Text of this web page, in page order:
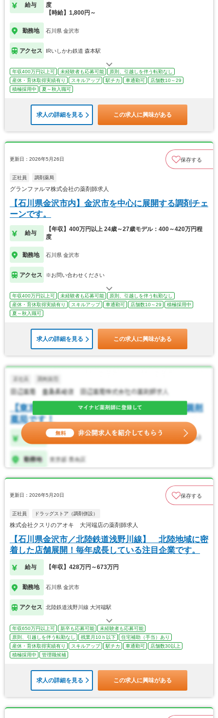
給与
度
【時給】1,800円～
勤務地 石川県 金沢市
アクセス IRいしかわ鉄道 森本駅
年収400万円以上可 未経験者も応募可能
原則、引越しを伴う転勤なし
産休・育休取得実績有り
スキルアップ 駅チカ 車通勤可
店舗数10～29
積極採用中
夏～秋入職可
求人の詳細を見る この求人に興味がある
更新日：2026年5月26日 保存する
正社員 調剤薬局
グランファルマ株式会社の薬剤師求人
【石川県金沢市内】金沢市を中心に展開する調剤チェ
ーンです。
給与
【年収】400万円以上 24歳～27歳モデル：400～420万円程
度
勤務地 石川県 金沢市
アクセス ※お問い合わせください
年収400万円以上可 未経験者も応募可能
原則、引越しを伴う転勤なし
産休・育休取得実績有り
スキルアップ 車通勤可 店舗数10～29
積極採用中
夏～秋入職可
求人の詳細を見る この求人に興味がある
更新日：2026年5月20日 保存する
正社員 ドラッグストア（調剤併設）
株式会社クスリのアオキ 大河端店の薬剤師求人
【石川県金沢市／北陸鉄道浅野川線】 北陸地域に密
着した店舗展開！毎年成長している注目企業です。
給与 【年収】428万円～673万円
勤務地 石川県 金沢市
アクセス 北陸鉄道浅野川線 大河端駅
年収650万円以上可 新卒も応募可能
未経験者も応募可能
原則、引越しを伴う転勤なし
残業月10ｈ以下
住宅補助（手当）あり
産休・育休取得実績有り
スキルアップ 駅チカ 車通勤可
店舗数30以上
積極採用中
管理職候補
求人の詳細を見る この求人に興味がある